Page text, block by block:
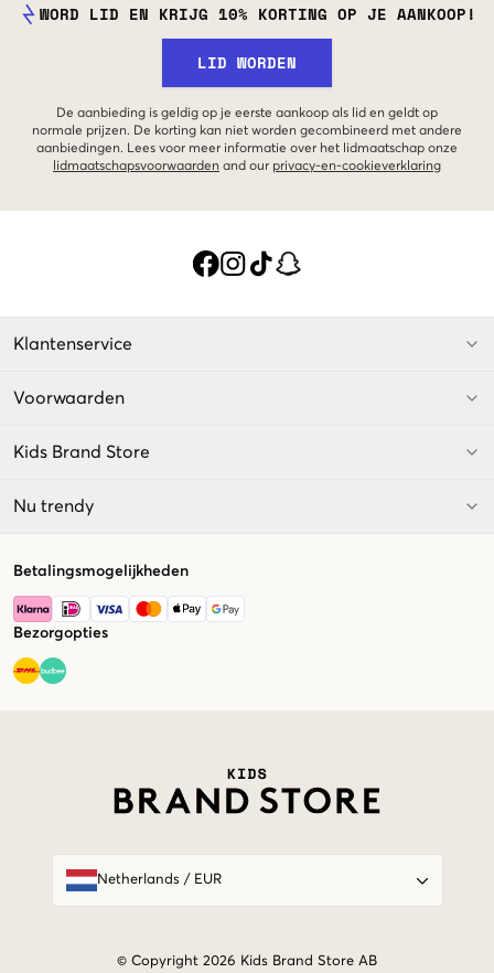
WORD LID EN KRIJG 10% KORTING OP JE AANKOOP!
LID WORDEN
De aanbieding is geldig op je eerste aankoop als lid en geldt op
normale prijzen. De korting kan niet worden gecombineerd met andere
aanbiedingen. Lees voor meer informatie over het lidmaatschap onze
lidmaatschapsvoorwaarden and our privacy-en-cookieverklaring
Klantenservice
Voorwaarden
Kids Brand Store
Nu trendy
Betalingsmogelijkheden
Bezorgopties
Netherlands/ EUR
© Copyright 2026 Kids Brand Store AB